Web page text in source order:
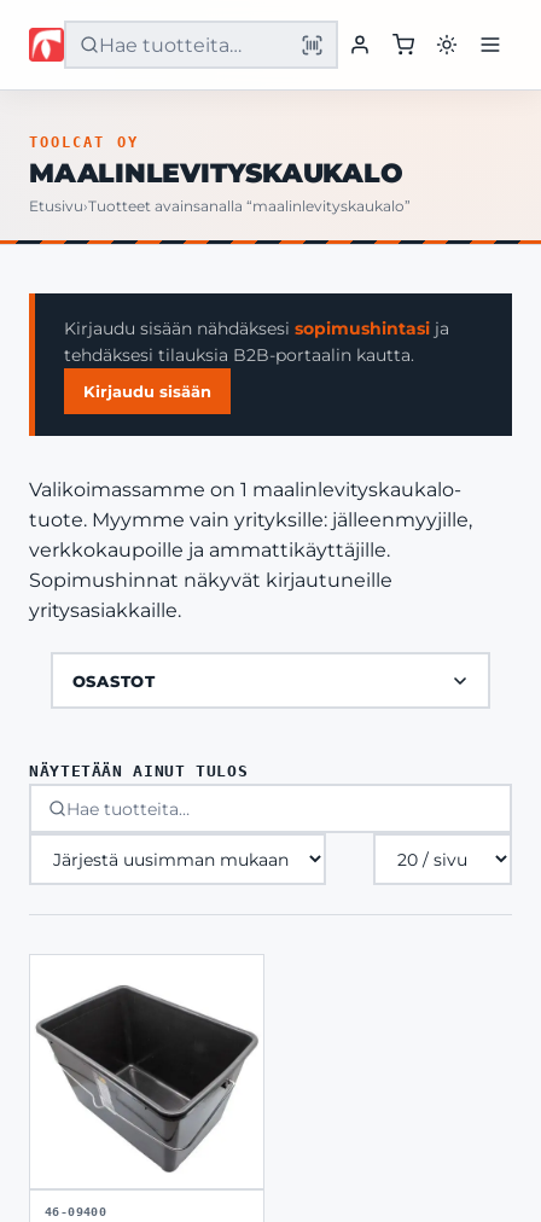
Etusivu
Yritys
Yhteystiedot
TOOLCAT OY
MAALINLEVITYSKAUKALO
Etusivu›Tuotteet avainsanalla “maalinlevityskaukalo”
Kirjaudu sisään nähdäksesi sopimushintasi ja
tehdäksesi tilauksia B2B-portaalin kautta.
Kirjaudu sisään
Valikoimassamme on 1 maalinlevityskaukalo-
tuote. Myymme vain yrityksille: jälleenmyyjille,
verkkokaupoille ja ammattikäyttäjille.
Sopimushinnat näkyvät kirjautuneille
yritysasiakkaille.
OSASTOT
NÄYTETÄÄN AINUT TULOS
Tuotteita
sivulla
46-09400